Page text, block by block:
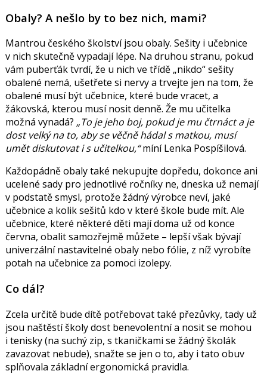
Obaly? A nešlo by to bez nich, mami?
Mantrou českého školství jsou obaly. Sešity i učebnice
v nich skutečně vypadají lépe. Na druhou stranu, pokud
vám puberťák tvrdí, že u nich ve třídě „nikdo“ sešity
obalené nemá, ušetřete si nervy a trvejte jen na tom, že
obalené musí být učebnice, které bude vracet, a
žákovská, kterou musí nosit denně. Že mu učitelka
možná vynadá? „To je jeho boj, pokud je mu čtrnáct a je
dost velký na to, aby se věčně hádal s matkou, musí
umět diskutovat i s učitelkou,“míní Lenka Pospíšilová.
Každopádně obaly také nekupujte dopředu, dokonce ani
ucelené sady pro jednotlivé ročníky ne, dneska už nemají
v podstatě smysl, protože žádný výrobce neví, jaké
učebnice a kolik sešitů kdo v které škole bude mít. Ale
učebnice, které některé děti mají doma už od konce
června, obalit samozřejmě můžete – lepší však bývají
univerzální nastavitelné obaly nebo fólie, z níž vyrobíte
potah na učebnice za pomoci izolepy.
Co dál?
Zcela určitě bude dítě potřebovat také přezůvky, tady už
jsou naštěstí školy dost benevolentní a nosit se mohou
i tenisky (na suchý zip, s tkaničkami se žádný školák
zavazovat nebude), snažte se jen o to, aby i tato obuv
splňovala základní ergonomická pravidla.